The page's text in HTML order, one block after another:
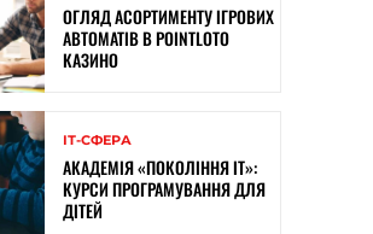
ОГЛЯД АСОРТИМЕНТУ ІГРОВИХ
АВТОМАТІВ В POINTLOTO
КАЗИНО
ІТ-СФЕРА
АКАДЕМІЯ «ПОКОЛІННЯ ІТ»:
КУРСИ ПРОГРАМУВАННЯ ДЛЯ
ДІТЕЙ